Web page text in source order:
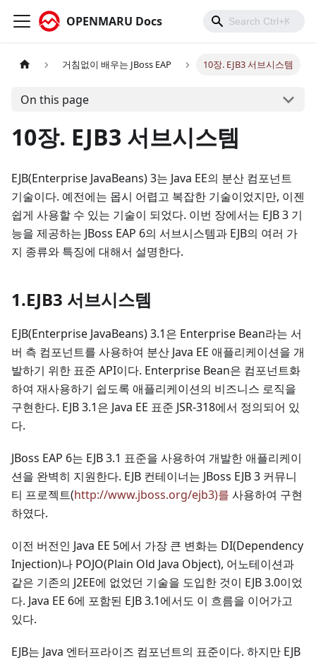
OPENMARU Docs
거침없이 배우는 JBoss EAP 10장. EJB3 서브시스템
On this page
10장. EJB3 서브시스템
EJB(Enterprise JavaBeans) 3는 Java EE의 분산 컴포넌트
기술이다. 예전에는 몹시 어렵고 복잡한 기술이었지만, 이젠
쉽게 사용할 수 있는 기술이 되었다. 이번 장에서는 EJB 3 기
능을 제공하는 JBoss EAP 6의 서브시스템과 EJB의 여러 가
지 종류와 특징에 대해서 설명한다.
1.EJB3 서브시스템
EJB(Enterprise JavaBeans) 3.1은 Enterprise Bean라는 서
버 측 컴포넌트를 사용하여 분산 Java EE 애플리케이션을 개
발하기 위한 표준 API이다. Enterprise Bean은 컴포넌트화
하여 재사용하기 쉽도록 애플리케이션의 비즈니스 로직을
구현한다. EJB 3.1은 Java EE 표준 JSR-318에서 정의되어 있
다.
JBoss EAP 6는 EJB 3.1 표준을 사용하여 개발한 애플리케이
션을 완벽히 지원한다. EJB 컨테이너는 JBoss EJB 3 커뮤니
티 프로젝트(http://www.jboss.org/ejb3)를 사용하여 구현
하였다.
이전 버전인 Java EE 5에서 가장 큰 변화는 DI(Dependency
Injection)나 POJO(Plain Old Java Object), 어노테이션과
같은 기존의 J2EE에 없었던 기술을 도입한 것이 EJB 3.0이었
다. Java EE 6에 포함된 EJB 3.1에서도 이 흐름을 이어가고
있다.
EJB는 Java 엔터프라이즈 컴포넌트의 표준이다. 하지만 EJB